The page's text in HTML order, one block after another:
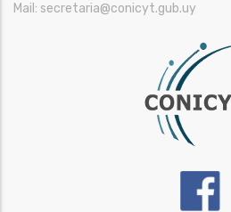
Mail: secretaria@conicyt.gub.uy